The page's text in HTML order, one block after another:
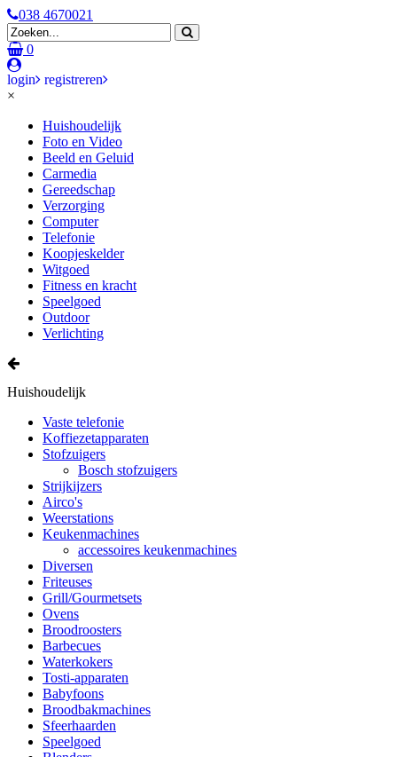
038 4670021
0
login
registreren
×
Huishoudelijk
Foto en Video
Beeld en Geluid
Carmedia
Gereedschap
Verzorging
Computer
Telefonie
Koopjeskelder
Witgoed
Fitness en kracht
Speelgoed
Outdoor
Verlichting
Huishoudelijk
Vaste telefonie
Koffiezetapparaten
Stofzuigers
Bosch stofzuigers
Strijkijzers
Airco's
Weerstations
Keukenmachines
accessoires keukenmachines
Diversen
Friteuses
Grill/Gourmetsets
Ovens
Broodroosters
Barbecues
Waterkokers
Tosti-apparaten
Babyfoons
Broodbakmachines
Sfeerhaarden
Speelgoed